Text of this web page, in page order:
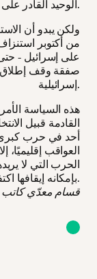
الوحيد القادر على فرض وقف الحرب.
ولكن يبدو أن
من أكتوبر
على إسرائيل -
صفقة وقف إطلاق
إسرائيلية.
هذه السياسة
القادمة قبيل
أحد في حرب كبرى
العواقب إقليميًا،
الحرب التي لا
بإمكانه إيقافها اكتفى بالوقوف متفرجًا.
قسام معدّي